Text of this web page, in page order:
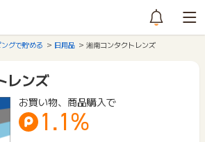
グで貯める 日用品 湘南コンタクトレンズ
レンズ
お買い物、商品購入で
1.1%